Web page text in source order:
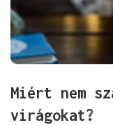
Miért nem
virágokat?